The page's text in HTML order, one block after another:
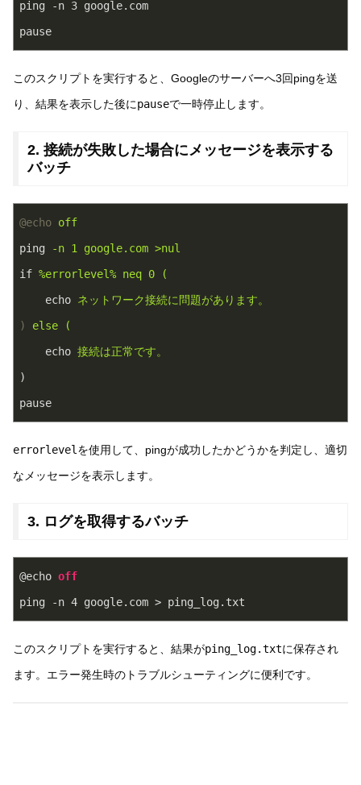
ping -n 3 google.com
pause
このスクリプトを実行すると、Googleのサーバーへ3回pingを送
り、結果を表示した後にpauseで一時停止します。
2. 接続が失敗した場合にメッセージを表示する
バッチ
@echo off
ping
-n 1 google.com >nul
if %errorlevel% neq 0 (
echo ネットワーク接続に問題があります。
)
else (
echo 接続は正常です。
)
pause
errorlevel を使用して、pingが成功したかどうかを判定し、適切
なメッセージを表示します。
3. ログを取得するバッチ
@echo off
ping -n 4 google.com > ping_log.txt
このスクリプトを実行すると、結果がping_log.txtに保存され
ます。エラー発生時のトラブルシューティングに便利です。